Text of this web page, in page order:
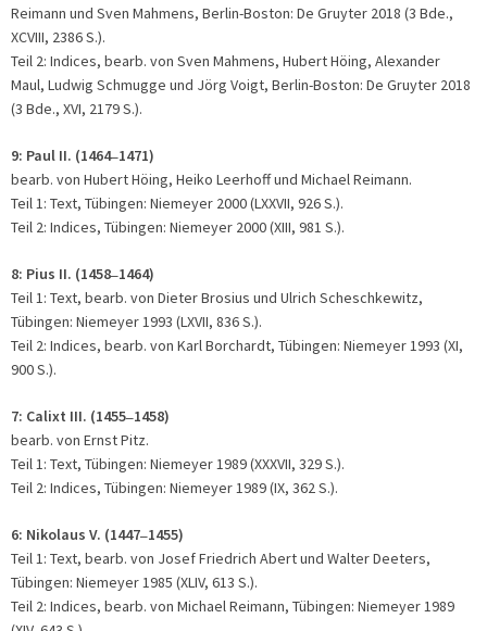
Reimann und Sven Mahmens, Berlin-Boston: De Gruyter 2018 (3 Bde.,
XCVIII, 2386 S.).
Teil 2: Indices, bearb. von Sven Mahmens, Hubert Höing, Alexander
Maul, Ludwig Schmugge und Jörg Voigt, Berlin-Boston: De Gruyter 2018
(3 Bde., XVI, 2179 S.).
9: Paul II. (1464–1471)
bearb. von Hubert Höing, Heiko Leerhoff und Michael Reimann.
Teil 1: Text, Tübingen: Niemeyer 2000 (LXXVII, 926 S.).
Teil 2: Indices, Tübingen: Niemeyer 2000 (XIII, 981 S.).
8: Pius II. (1458–1464)
Teil 1: Text, bearb. von Dieter Brosius und Ulrich Scheschkewitz,
Tübingen: Niemeyer 1993 (LXVII, 836 S.).
Teil 2: Indices, bearb. von Karl Borchardt, Tübingen: Niemeyer 1993 (XI,
900 S.).
7: Calixt III. (1455–1458)
bearb. von Ernst Pitz.
Teil 1: Text, Tübingen: Niemeyer 1989 (XXXVII, 329 S.).
Teil 2: Indices, Tübingen: Niemeyer 1989 (IX, 362 S.).
6: Nikolaus V. (1447–1455)
Teil 1: Text, bearb. von Josef Friedrich Abert und Walter Deeters,
Tübingen: Niemeyer 1985 (XLIV, 613 S.).
Teil 2: Indices, bearb. von Michael Reimann, Tübingen: Niemeyer 1989